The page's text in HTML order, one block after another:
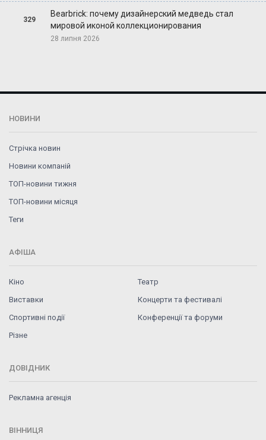
329
Bearbrick: почему дизайнерский медведь стал
мировой иконой коллекционирования
28 липня 2026
НОВИНИ
Стрічка новин
Новини компаній
ТОП-новини тижня
ТОП-новини місяця
Теги
АФІША
Кіно
Театр
Виставки
Концерти та фестивалі
Спортивні події
Конференції та форуми
Різне
ДОВІДНИК
Рекламна агенція
ВІННИЦЯ